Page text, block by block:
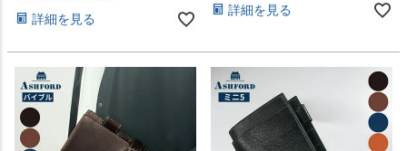
詳細を見る
詳細を見る